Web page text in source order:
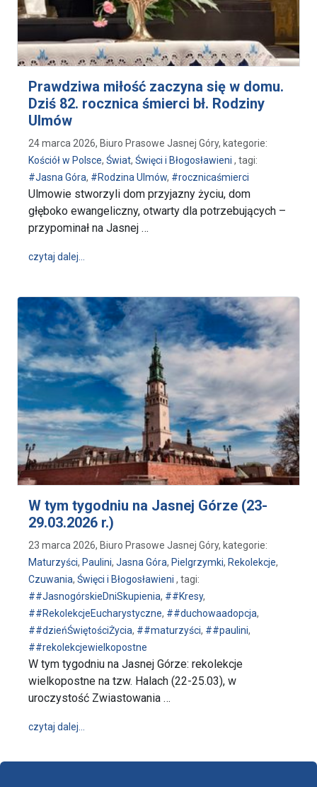
Prawdziwa miłość zaczyna się w domu.
Dziś 82. rocznica śmierci bł. Rodziny
Ulmów
24 marca 2026, Biuro Prasowe Jasnej Góry, kategorie:
Kościół w Polsce, Świat, Święci i Błogosławieni , tagi:
#Jasna Góra, #Rodzina Ulmów, #rocznicaśmierci
Ulmowie stworzyli dom przyjazny życiu, dom
głęboko ewangeliczny, otwarty dla potrzebujących –
przypominał na Jasnej …
czytaj dalej…
W tym tygodniu na Jasnej Górze (23-
29.03.2026 r.)
23 marca 2026, Biuro Prasowe Jasnej Góry, kategorie:
Maturzyści, Paulini, Jasna Góra, Pielgrzymki, Rekolekcje,
Czuwania, Święci i Błogosławieni , tagi:
##JasnogórskieDniSkupienia, ##Kresy,
##RekolekcjeEucharystyczne, ##duchowaadopcja,
##dzieńŚwiętościŻycia, ##maturzyści, ##paulini,
##rekolekcjewielkopostne
W tym tygodniu na Jasnej Górze: rekolekcje
wielkopostne na tzw. Halach (22-25.03), w
uroczystość Zwiastowania …
czytaj dalej…